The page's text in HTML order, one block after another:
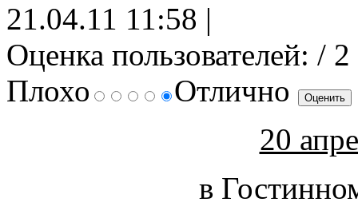
21.04.11 11:58 |
Оценка пользователей: / 2
Плохо
Отлично
20
в